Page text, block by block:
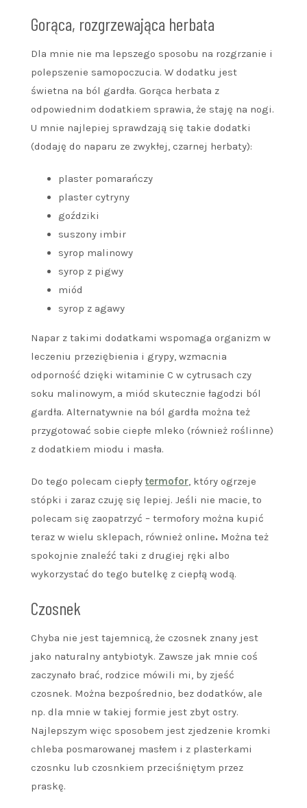
Gorąca, rozgrzewająca herbata
Dla mnie nie ma lepszego sposobu na rozgrzanie i
polepszenie samopoczucia. W dodatku jest
świetna na ból gardła. Gorąca herbata z
odpowiednim dodatkiem sprawia, że staję na nogi.
U mnie najlepiej sprawdzają się takie dodatki
(dodaję do naparu ze zwykłej, czarnej herbaty):
plaster pomarańczy
plaster cytryny
goździki
suszony imbir
syrop malinowy
syrop z pigwy
miód
syrop z agawy
Napar z takimi dodatkami wspomaga organizm w
leczeniu przeziębienia i grypy, wzmacnia
odporność dzięki witaminie C w cytrusach czy
soku malinowym, a miód skutecznie łagodzi ból
gardła. Alternatywnie na ból gardła można też
przygotować sobie ciepłe mleko (również roślinne)
z dodatkiem miodu i masła.
Do tego polecam ciepły termofor, który ogrzeje
stópki i zaraz czuję się lepiej. Jeśli nie macie, to
polecam się zaopatrzyć – termofory można kupić
teraz w wielu sklepach, również online. Można też
spokojnie znaleźć taki z drugiej ręki albo
wykorzystać do tego butelkę z ciepłą wodą.
Czosnek
Chyba nie jest tajemnicą, że czosnek znany jest
jako naturalny antybiotyk. Zawsze jak mnie coś
zaczynało brać, rodzice mówili mi, by zjeść
czosnek. Można bezpośrednio, bez dodatków, ale
np. dla mnie w takiej formie jest zbyt ostry.
Najlepszym więc sposobem jest zjedzenie kromki
chleba posmarowanej masłem i z plasterkami
czosnku lub czosnkiem przeciśniętym przez
praskę.